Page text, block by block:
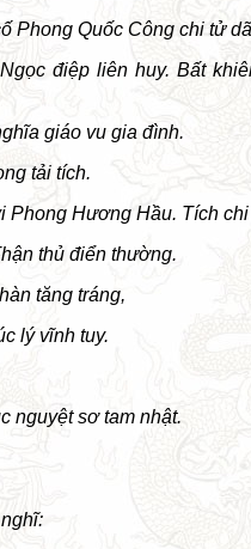
Phong Quốc Công chi tử
điệp liên huy. Bất
giáo vu gia đình.
tải tích.
Phong Hương Hầu. Tích
thủ điển thường.
tăng tráng,
lý vĩnh tuy.
nguyệt sơ tam nhật.